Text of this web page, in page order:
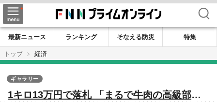
検索
最新ニュース ランキング そなえる防災
特集
トップ
経済
1キロ13万円で落札 「まるで牛肉の高級部
ギャラリー